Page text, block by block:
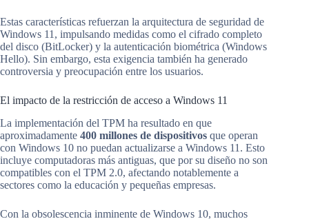
Estas características refuerzan la arquitectura de seguridad de
Windows 11, impulsando medidas como el cifrado completo
del disco (BitLocker) y la autenticación biométrica (Windows
Hello). Sin embargo, esta exigencia también ha generado
controversia y preocupación entre los usuarios.
El impacto de la restricción de acceso a Windows 11
La implementación del TPM ha resultado en que
aproximadamente 400 millones de dispositivos que operan
con Windows 10 no puedan actualizarse a Windows 11. Esto
incluye computadoras más antiguas, que por su diseño no son
compatibles con el TPM 2.0, afectando notablemente a
sectores como la educación y pequeñas empresas.
Con la obsolescencia inminente de Windows 10, muchos